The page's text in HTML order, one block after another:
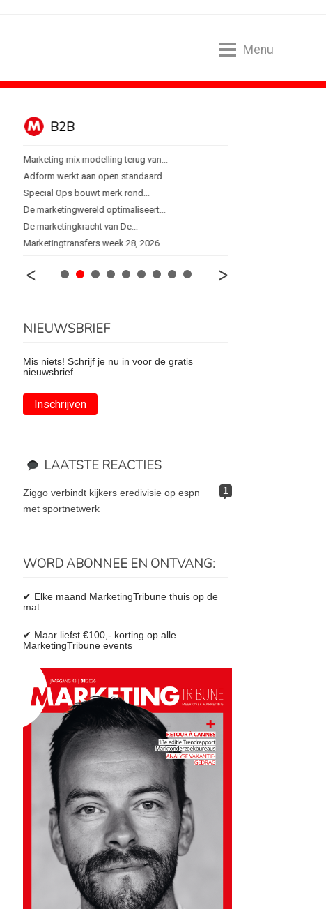
Menu
modelling terug van...
aan open standaard...
merk rond...
optimaliseert...
van De...
week 28, 2026
Eindelijk een hoofdrol voor Lee...
Ziggo verbindt kijkers Eredivisie op...
Closed on Monday lanceert eigen...
Havas neemt SportVibes over
NIEUWSBRIEF
Mis niets! Schrijf je nu in voor de gratis
nieuwsbrief.
Inschrijven
LAATSTE REACTIES
1
ziggo verbindt kijkers eredivisie op espn
met sportnetwerk
WORD ABONNEE EN ONTVANG:
✔ Elke maand MarketingTribune thuis op de
mat
✔ Maar liefst €100,- korting op alle
MarketingTribune events